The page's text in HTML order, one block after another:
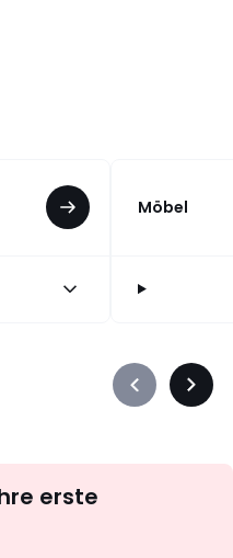
Möbel
Précédent
erste